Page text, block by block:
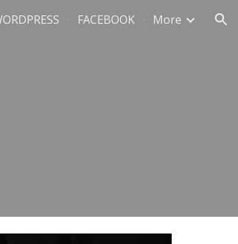
FACEBOOK More